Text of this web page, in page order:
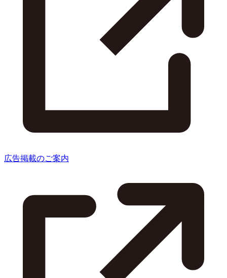
広告掲載のご案内